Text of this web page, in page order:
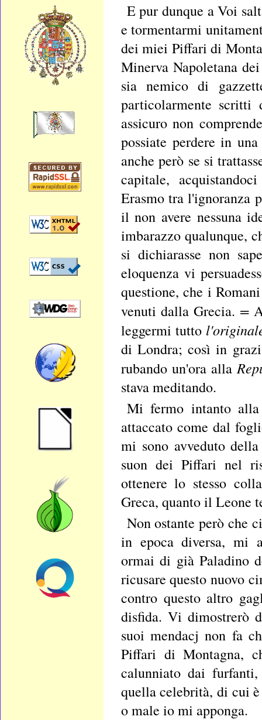
E pur dunque a Voi
e tormentarmi
dei miei Piffari di
Minerva Napoletana
sia nemico di
particolarmente scritti
assicuro non
possiate perdere in
anche però se si
capitale,
Erasmo tra l'ignoranza
il non avere nessuna
imbarazzo qualunque,
si dichiarasse non
eloquenza vi
questione, che i
venuti dalla Grecia. =
leggermi tutto
di Londra; così in
rubando un'ora alla
stava meditando.
Mi fermo intanto alla
attaccato come dal
mi sono avveduto
suon dei Piffari nel
ottenere lo stesso
Greca, quanto il Leone
Non ostante però che
in epoca diversa, mi
ormai di già Paladino
ricusare questo nuovo
contro questo altro
disfida. Vi dimostrerò
suoi mendacj non fa
Piffari di Montagna,
calunniato dai
quella celebrità, di cui è
o male io mi apponga.